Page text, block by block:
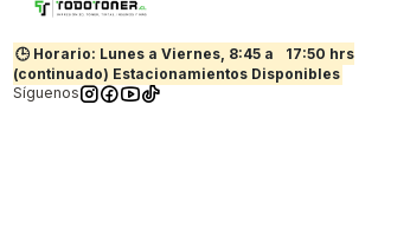
🕒 Horario: Lunes a Viernes, 8:45 a
17:50 hrs
(continuado) Estacionamientos Disponibles
Síguenos